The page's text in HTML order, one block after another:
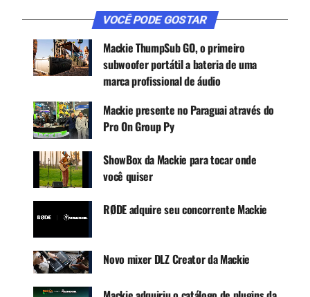
bem como nos canais de eletrônica de consumo.
CONTINUE ACOMPANHANDO
Receba novas matérias do Música & Mercado no
Canal WhatsApp
Google News
expandir nosso negócio de instrumentos musicais,
alavancar a reverenciada marca
VOCÊ PODE GOSTAR
Mackie ThumpSub GO, o primeiro
subwoofer portátil a bateria de uma
marca profissional de áudio
Mackie presente no Paraguai através do
Pro On Group Py
ShowBox da Mackie para tocar onde
você quiser
RØDE adquire seu concorrente Mackie
Novo mixer DLZ Creator da Mackie